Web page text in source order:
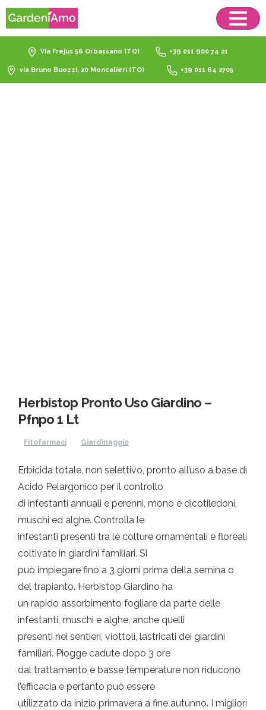
Via Frejus 56 Orbassano (TO) +39 011 900 74 21
via Bruno Buozzi, 20 Moncalieri (TO) +39 011 64 2705
Herbistop Pronto Uso Giardino –
Pfnpo 1 Lt
Fitofarmaci Giardinaggio
Erbicida totale, non selettivo, pronto all’uso a base di
Acido Pelargonico per il controllo
di infestanti annuali e perenni, mono e dicotiledoni,
muschi ed alghe. Controlla le
infestanti presenti tra le colture ornamentali e floreali
coltivate in giardini familiari. Si
può impiegare fino a 3 giorni prima della semina o
del trapianto. Herbistop Giardino ha
un rapido assorbimento fogliare da parte delle
infestanti, muschi e alghe, anche quelli
presenti nei sentieri, viottoli, lastricati dei giardini
familiari. Piogge cadute dopo 3 ore
dal trattamento e basse temperature non riducono
l’efficacia e pertanto può essere
utilizzato da inizio primavera a fine autunno. I migliori